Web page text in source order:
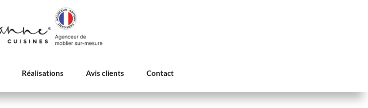
Réalisations Avis clients Contact